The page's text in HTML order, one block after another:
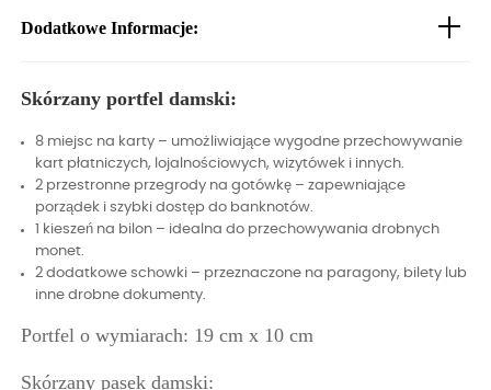
Dodatkowe Informacje:
Skórzany portfel damski:
8 miejsc na karty – umożliwiające wygodne przechowywanie
kart płatniczych, lojalnościowych, wizytówek i innych.
2 przestronne przegrody na gotówkę – zapewniające
porządek i szybki dostęp do banknotów.
1 kieszeń na bilon – idealna do przechowywania drobnych
monet.
2 dodatkowe schowki – przeznaczone na paragony, bilety lub
inne drobne dokumenty.
Portfel o wymiarach: 19 cm x 10 cm
Skórzany pasek damski: